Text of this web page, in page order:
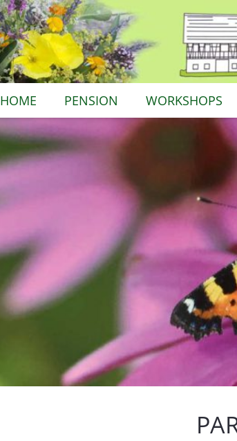
HOME PENSION WORKSHOPS